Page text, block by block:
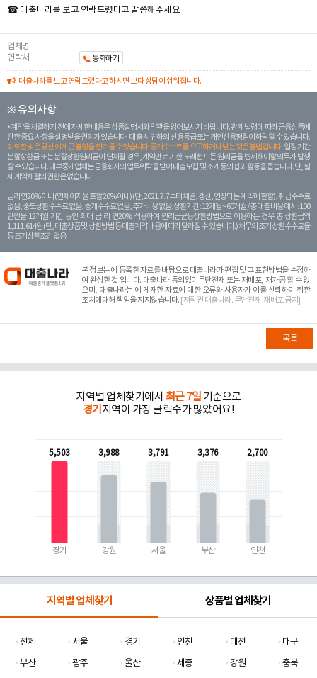
☎ 대출나라를 보고 연락드렸다고 말씀해주세요
업체명
연락처
통화하기
대출나라를 보고 연락드렸다고 하시면 보다 상담이 쉬워집니다.
※ 유의사항
계약을 체결하기 전에 자세한 내용은 상품설명서와 약관을 읽어보시기 바랍니다. 관계 법령에 따라 금융상품에
관한 중요 사항을 설명받을 권리가 있습니다. 대 출 시 귀하의 신용등급 또는 개인신용평점이 하락할 수 있습니다.
과도한 빚은 당신 에게 큰 불행을 안겨줄 수 있습니다. 중개수수료를 요구하거나 받는 것은 불법입니다. 일정 기간
분할상환금 또는 분할상환원리금이 연체될 경우, 계약만료 기한 도래전 모든 원리금을 변제해야할 의무가 발생
할 수 있습니다. 대부중개업체는 금융회사의 업무위탁을 받아 대출모집 및 소개 등의 섭외 활동을 돕습니다. 단, 실
제 계약체결의 권한은 없습니다.
금리 연20% 이내 (연체이자율 포함 20% 이내) (단, 2021. 7. 7부터 체결, 갱신, 연장되는 계 약에 한함), 취급수수료
없음, 중도상환 수수료 없음, 중개수수료 없음, 추가비용 없음. 상환기간 : 12개월 ~ 60개월 / 총 대출 비용 예시 : 100
만원을 12개월 기간 동안 최대 금 리 연20% 적용하여 원리금균등상환방법으로 이용하는 경우 총 상환금액
1,111,614원 (단, 대출상품 및 상환방법 등 대출계약 내용에 따라 달라질 수 있습니다.) 채무의 조기 상환수수료율
등 조기상환조건 없음.
본 정보는에 등록한 자료를 바탕으로 대출나라가 편집 및 그 표현방법을 수정하
여 완성한 것 입니다. 대출나라 동의없이무단전재 또는 재배포, 재가공 할 수 없
으며, 대출나라는 에 게재한 자료에 대한 오류와 사용자가 이를 신뢰하여 취한
조치에대해 책임을 지지않습니다. [저작권 대출나라. 무단전재-재배포 금지]
목록
지역별 업체찾기에서 최근 7일 기준으로
경기 지역이 가장 클릭수가 많았어요!
5,503
경기
3,988
강원
3,791
서울
3,376
부산
2,700
인천
지역별 업체찾기 상품별 업체찾기
전체 서울 경기 인천 대전
대구
부산
광주 울산 세종 강원
충북